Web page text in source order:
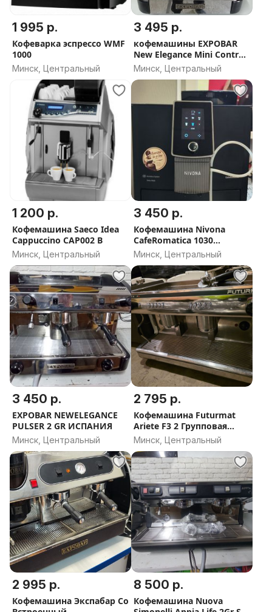
1 995 р.
Кофеварка эспрессо WMF
1000
Минск, Центральный
3 495 р.
кофемашины EXPOBAR
New Elegance Mini Control
1GR Испания
Минск, Центральный
1 200 р.
Кофемашина Saeco Idea
Cappuccino CAP002 B
Минск, Центральный
3 450 р.
Кофемашина Nivona
CafeRomatica 1030
Швейцария
Минск, Центральный
3 450 р.
EXPOBAR NEWELEGANCE
PULSER 2 GR ИСПАНИЯ
Минск, Центральный
2 795 р.
Кофемашина Futurmat
Ariete F3 2 Групповая
ИТАЛИЯ
Минск, Центральный
2 995 р.
Кофемашина Экспабар Со
8 500 р.
Кофемашина Nuova